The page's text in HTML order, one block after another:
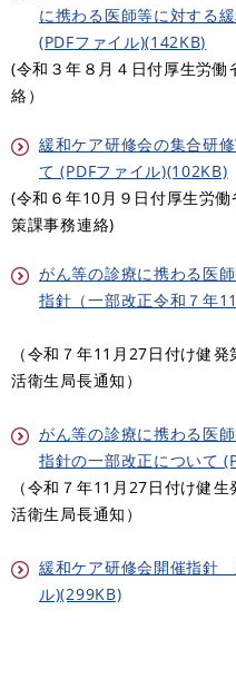
に携わる医師等に対する
(PDFファイル)(142KB)
(令和３年８月４日付厚生労
絡）
緩和ケア研修会の集合研
て (PDFファイル)(102KB)
(令和６年10月９日付厚生労
策課事務連絡)
がん等の診療に携わる医
指針（一部改正令和７年
（令和７年11月27日付け健
活衛生局長通知）
がん等の診療に携わる医
指針の一部改正について
（令和７年11月27日付け健
活衛生局長通知）
緩和ケア研修会開催指針
ル)(299KB)